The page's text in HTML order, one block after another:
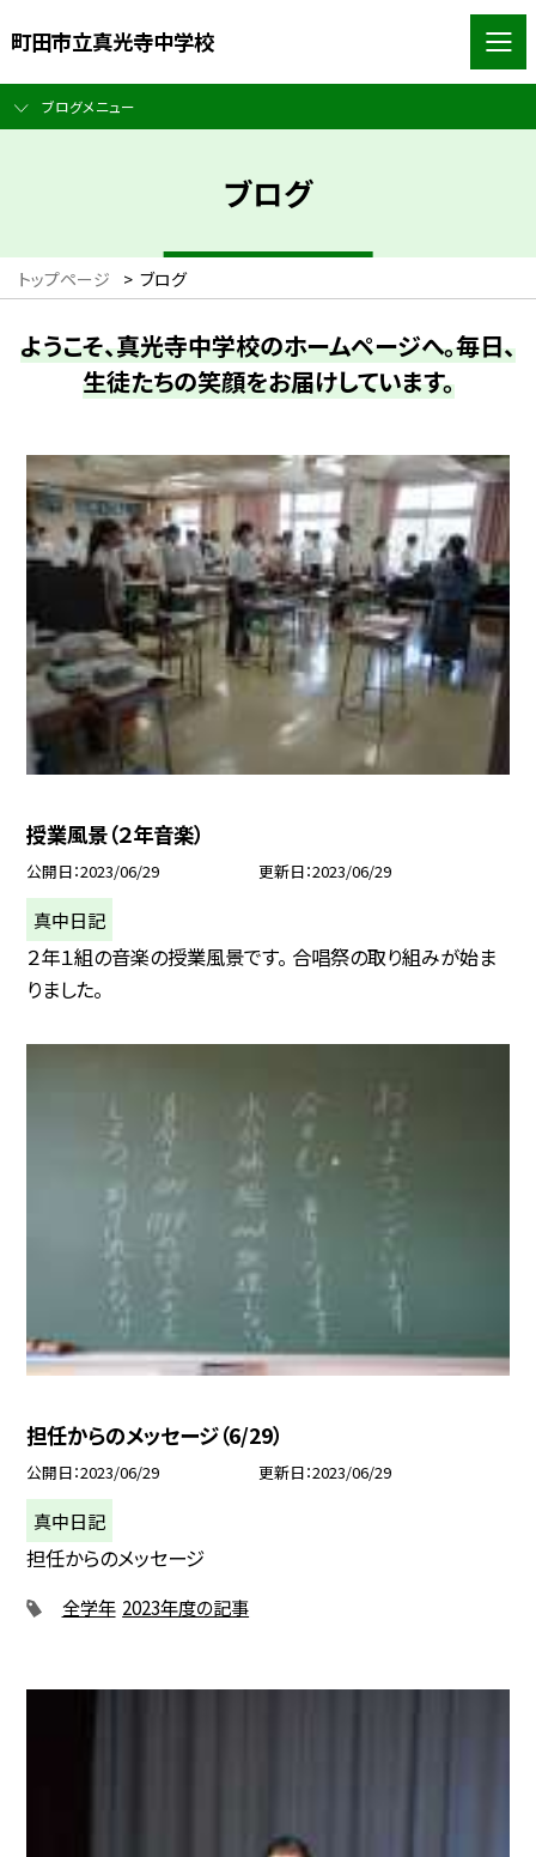
町田市立真光寺中学校
ブログメニュー
ブログ
トップページ > ブログ
ようこそ、真光寺中学校のホームページへ。毎日、
生徒たちの笑顔をお届けしています。
授業風景（２年音楽）
公開日 2023/06/29 更新日 2023/06/29
真中日記
２年１組の音楽の授業風景です。 合唱祭の取り組みが始ま
りました。
担任からのメッセージ（6/29）
公開日 2023/06/29 更新日 2023/06/29
真中日記
担任からのメッセージ
全学年 2023年度の記事